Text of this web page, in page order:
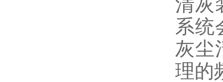
系统
灰尘
理的